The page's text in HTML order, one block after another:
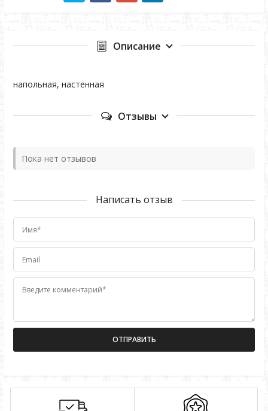
Описание
напольная, настенная
Отзывы
Пока нет отзывов
Написать отзыв
Имя*
Email
Введите комментарий*